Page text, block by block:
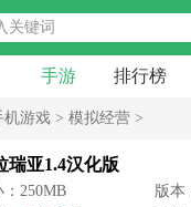
手游 排行榜
机游戏 > 模拟经营 >
瑞亚1.4汉化版
：250MB
版本